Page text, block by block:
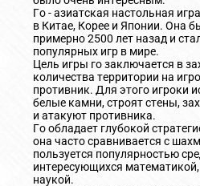
Го - азиатская настольная
в Китае, Корее и Японии. Она
примерно 2500 лет назад и
популярных игр в мире.
Цель игры го заключается в
количества территории на
противник. Для этого игроки
белые камни, строят стены,
и атакуют противника.
Го обладает глубокой
она часто сравнивается с
пользуется популярностью
интересующихся
наукой.